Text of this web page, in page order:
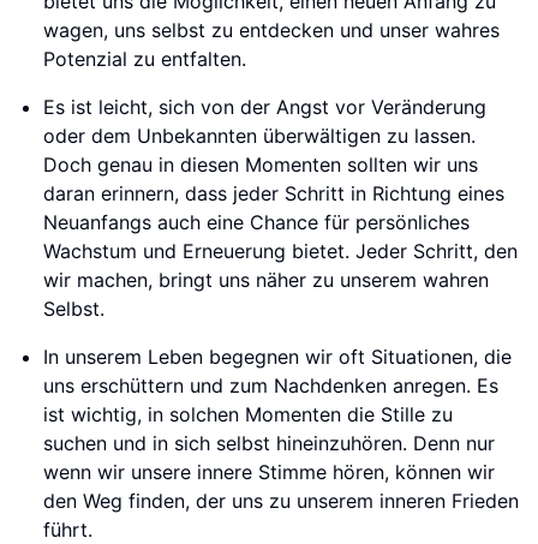
wagen, uns selbst zu entdecken und unser wahres
Potenzial zu entfalten.
Es ist leicht, sich von der Angst vor Veränderung
oder dem Unbekannten überwältigen zu lassen.
Doch genau in diesen Momenten sollten wir uns
daran erinnern, dass jeder Schritt in Richtung eines
Neuanfangs auch eine Chance für persönliches
Wachstum und Erneuerung bietet. Jeder Schritt, den
wir machen, bringt uns näher zu unserem wahren
Selbst.
In unserem Leben begegnen wir oft Situationen, die
uns erschüttern und zum Nachdenken anregen. Es
ist wichtig, in solchen Momenten die Stille zu
suchen und in sich selbst hineinzuhören. Denn nur
wenn wir unsere innere Stimme hören, können wir
den Weg finden, der uns zu unserem inneren Frieden
führt.